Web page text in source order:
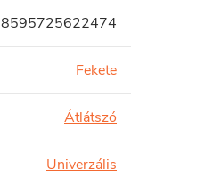
8595725622474
Fekete
Átlátszó
Univerzális